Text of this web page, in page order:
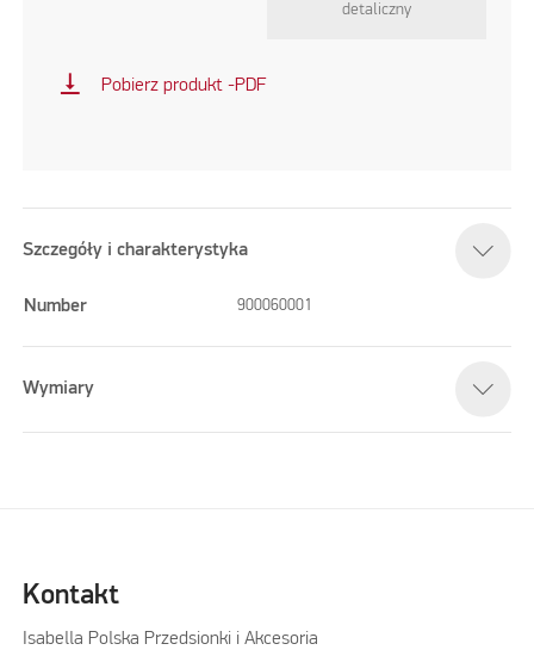
detaliczny
vertical_align_bottom Pobierz produkt -PDF
Szczegóły i charakterystyka
Number 900060001
Wymiary
Kontakt
Isabella Polska Przedsionki i Akcesoria